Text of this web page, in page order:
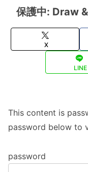
保護中: Draw
X
LINE
This content is
password below to
password